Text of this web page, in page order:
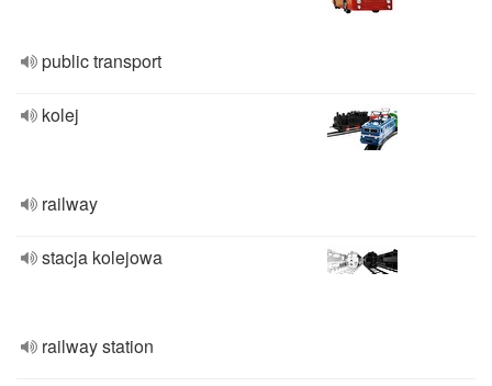
public transport
kolej
railway
stacja kolejowa
railway station